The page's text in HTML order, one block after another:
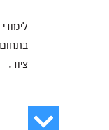
ציוד.